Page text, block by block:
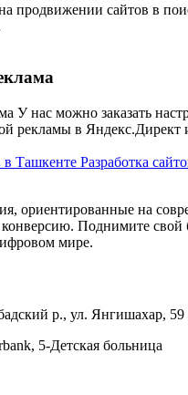
продвижении сайтов в
У нас можно заказать
рекламы в
ориентированные на
конверсию. Поднимите свой
мире.
р., ул. Янгишахар, 59
5-Детская больница